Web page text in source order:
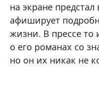
на экране
афиширует
жизни. В прессе то
о его романах со
но он их никак не